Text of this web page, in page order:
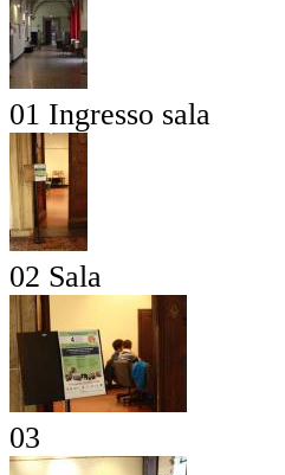
01 Ingresso sala
02 Sala
03